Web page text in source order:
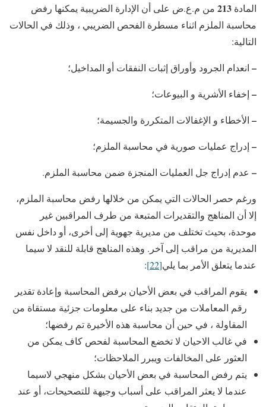
المادة 213 من م.ع.ض على أن الإدارة الضريبية يمكنها رفض
محاسبة الملزم اثناء مسطرة الفحص الضريبي ، وذلك في الحالات
التالية:
– انعدام الجرود وأوراق إثبات النفقات أو المداخيل؛
– إخفاء الأشرية و البيوعات؛
– الأخطاء و الإغفالات المتكررة والجسيمة؛
– إدراج عمليات صورية في محاسبة الملزم؛
– عدم إدراج جل العمليات المنجزة ضمن محاسبة الملزم.
ورغم حصر الحالات التي يمكن من خلالها رفض محاسبة الملزم،
إلا أن المناهج والتقديرات المتبعة من طرف المراقبين غير
موحدة، بحيث تختلف من مديرية جهوية إلى أخرى، أو داخل نفس
المديرية من مراقب إلى آخر. وهذه المناهج قابلة للنقد لا سيما
عندما يتعلق الأمر بما يلي[22]
:
يقوم المراقب في بعض الأحيان برفض المحاسبة وإعادة تقدير
رقم المعاملات من جديد بناء على معلومات جزئية مستقاة من
المقاولة ، في حين أن محاسبة هذه الأخيرة تم رفضها؛
في غالب الاحيان لا تخضع المحاسبة لفحص كاف يمكن من
العثور على المخالفات ويبرر الملاحظات؛
يتم رفض المحاسبة في بعض الأحيان بشكل منهجي لاسيما
عندما لا يعثر المراقب على أسباب وجيهة للتصحيحات، أو عند